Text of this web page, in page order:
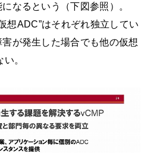
なるという（下図参照）。
想ADC”はそれぞれ独立してい
が発生した場合でも他の仮想
。